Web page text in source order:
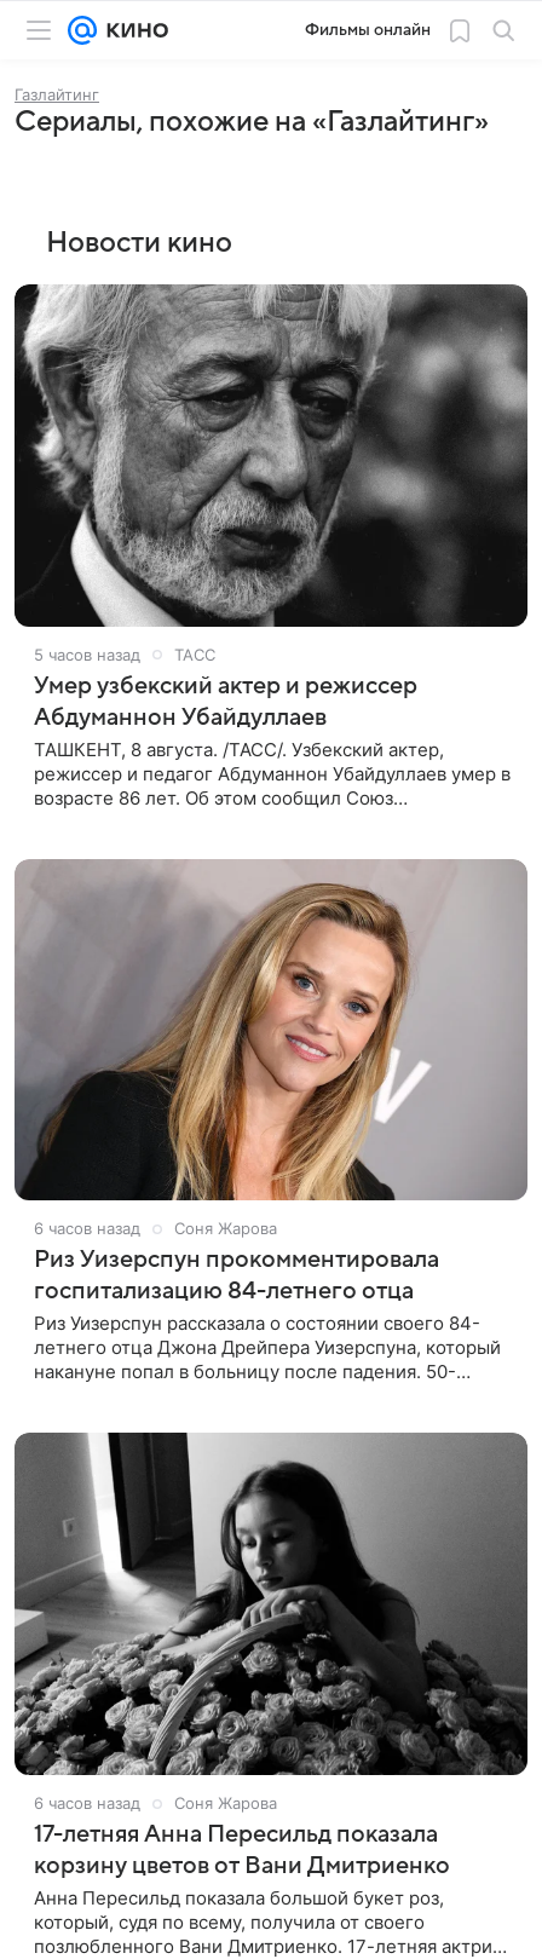
Фильмы онлайн
Газлайтинг
Сериалы, похожие на «Газлайтинг»
Новости кино
5 часов назад ТАСС
Умер узбекский актер и режиссер
Абдуманнон Убайдуллаев
ТАШКЕНТ, 8 августа. /ТАСС/. Узбекский актер,
режиссер и педагог Абдуманнон Убайдуллаев умер в
возрасте 86 лет. Об этом сообщил Союз
6 часов назад Соня Жарова
Риз Уизерспун прокомментировала
госпитализацию 84-летнего отца
Риз Уизерспун рассказала о состоянии своего 84-
летнего отца Джона Дрейпера Уизерспуна, который
накануне попал в больницу после падения. 50-
6 часов назад Соня Жарова
17-летняя Анна Пересильд показала
корзину цветов от Вани Дмитриенко
Анна Пересильд показала большой букет роз,
который, судя по всему, получилa от своего
позлюбленного Вани Дмитриенко. 17-летняя актриса